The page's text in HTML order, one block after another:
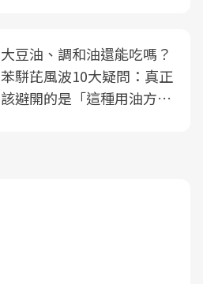
大豆油、調和油還能吃嗎？
苯駢芘風波10大疑問：真正
該避開的是「這種用油方